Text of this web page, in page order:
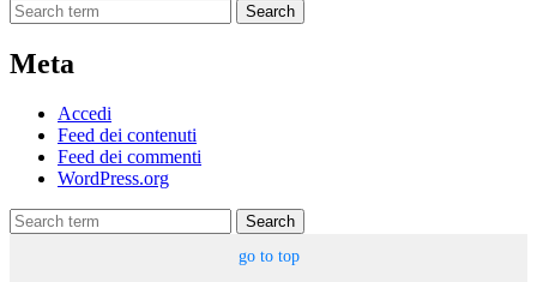
Search
Meta
Accedi
Feed dei contenuti
Feed dei commenti
WordPress.org
Search
go to top